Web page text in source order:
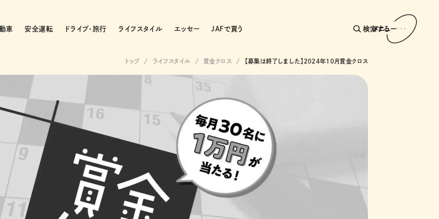
車 安全運転 ドライブ・旅行 ライフスタイル エッセー JAFで買う 検索する
メニュー
トップ ライフスタイル 賞金クロス 【募集は終了しました】2024年10月賞金クロス